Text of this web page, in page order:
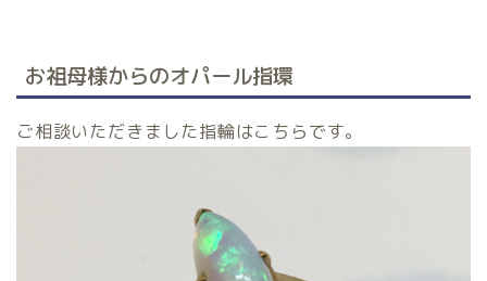
お祖母様からのオパール指環
ご相談いただきました指輪はこちらです。